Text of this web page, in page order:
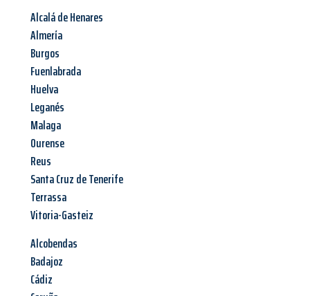
Alcalá de Henares
Almería
Burgos
Fuenlabrada
Huelva
Leganés
Malaga
Ourense
Reus
Santa Cruz de Tenerife
Terrassa
Vitoria-Gasteiz
Alcobendas
Badajoz
Cádiz